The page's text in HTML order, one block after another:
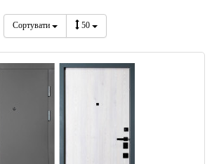
Сортувати 50